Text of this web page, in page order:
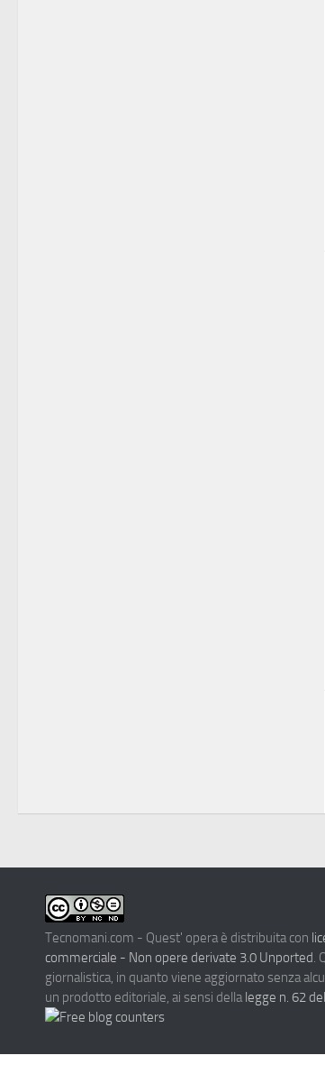
Tecnomani.com - Quest' opera è distribuita con
commerciale - Non opere derivate 3.0 Unported.
giornalistica, in quanto viene aggiornato senza
un prodotto editoriale, ai sensi dellalegge n. 62